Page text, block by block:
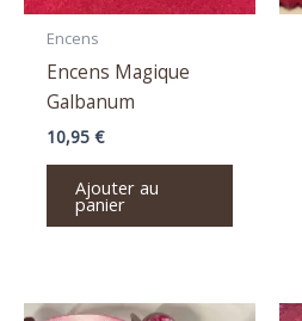
Encens
Encens Magique
Galbanum
10,95 €
Ajouter au
panier